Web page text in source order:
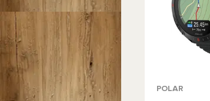
POLAR